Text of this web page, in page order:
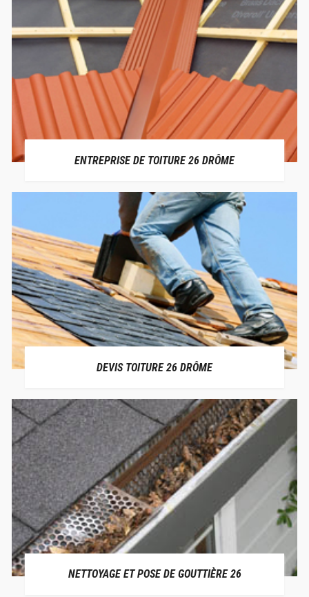
ENTREPRISE DE TOITURE 26 DRÔME
DEVIS TOITURE 26 DRÔME
NETTOYAGE ET POSE DE GOUTTIÈRE 26